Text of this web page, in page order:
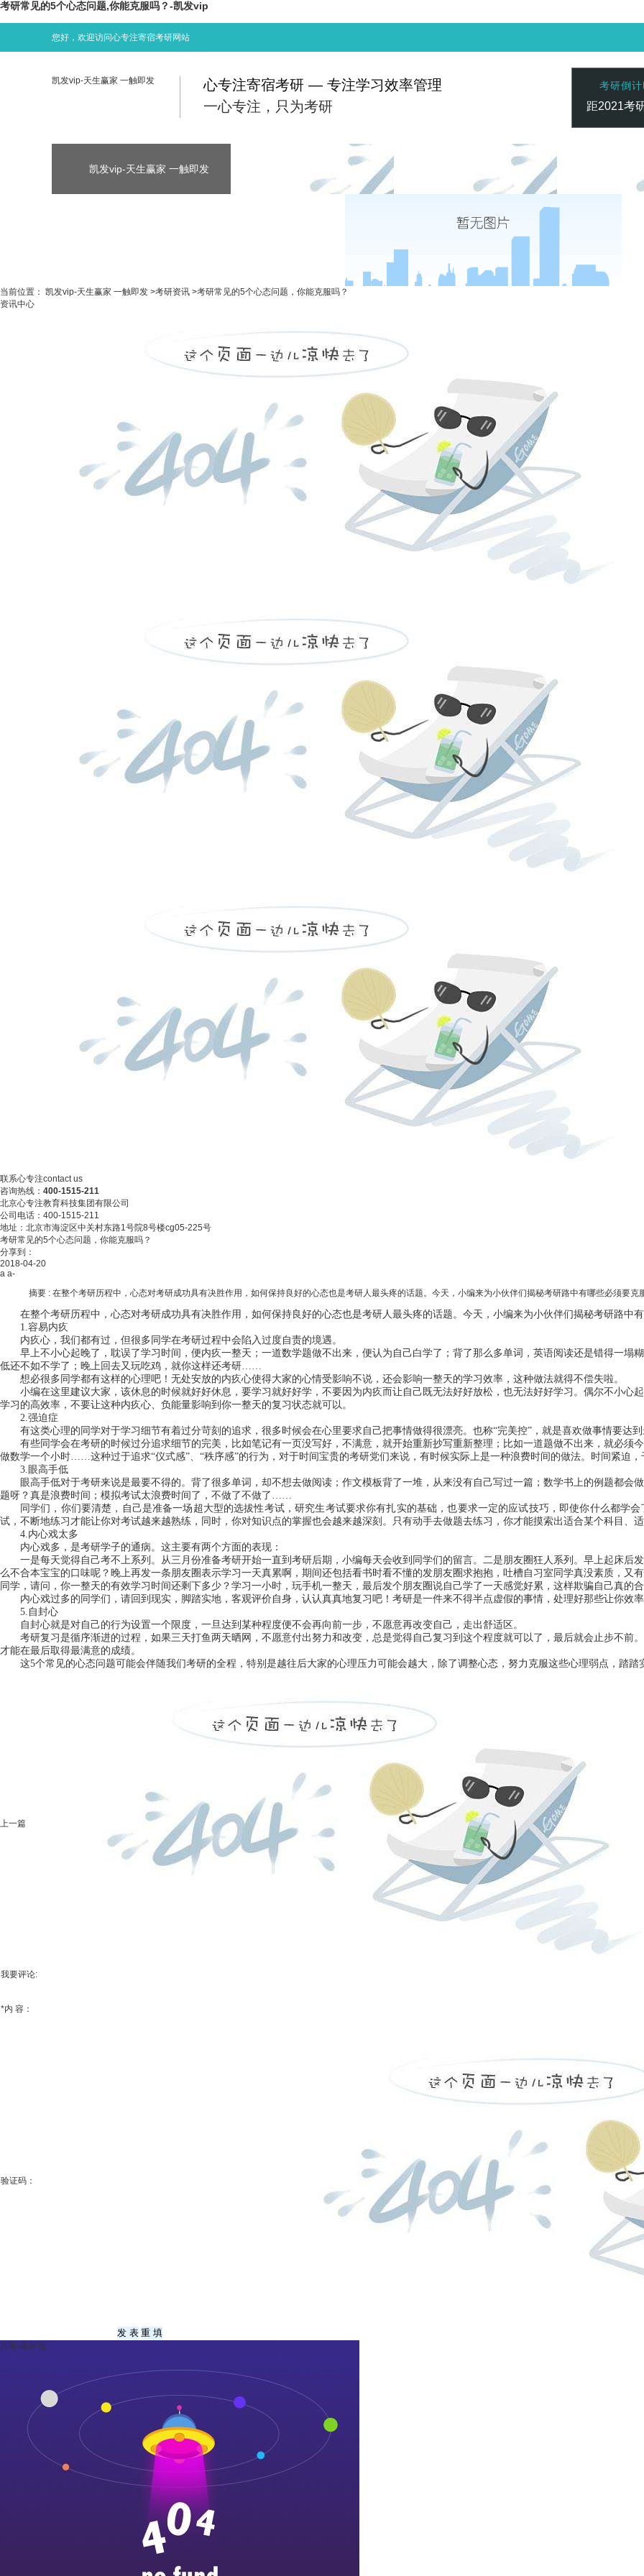
考研常见的5个心态问题,你能克服吗？-凯发vip
您好，欢迎访问心专注寄宿考研网站
凯发vip-天生赢家 一触即发
心专注寄宿考研 — 专注学习效率管理
一心专注，只为考研
考研倒
距2021考
凯发vip-天生赢家 一触即发 凯发vip-天生赢家 一触即发 凯发vip-天生赢家 一触即发
当前位置： 凯发vip-天生赢家 一触即发 >考研资讯 >考研常见的5个心态问题，你能克服吗？
资讯中心
联系心专注contact us
咨询热线： 400-1515-211
北京心专注教育科技集团有限公司
公司电话：400-1515-211
地址：北京市海淀区中关村东路1号院8号楼cg05-225号
考研常见的5个心态问题，你能克服吗？
分享到：
2018-04-20
a a-
摘要 : 在整个考研历程中，心态对考研成功具有决胜作用，如何保持良好的心态也是考研人最头疼的话题。今天，小编来为小伙伴们揭秘考研路中有哪些必须要
在整个考研历程中，心态对考研成功具有决胜作用，如何保持良好的心态也是考研人最头疼的话题。今天， 小编来为小伙伴们揭秘考研路中
1.容易内疚
内疚心，我们都有过，但很多同学在考研过程中会陷入过度自责的境遇。
早上不小心起晚了，耽误了学习时间，便内疚一整天；一道数学题做不出来，便认为自己白学了；背了那么多单词，英语阅读还是错得一塌
低还不如不学了；晚上回去又玩吃鸡，就你这样还考研……
想必很多同学都有这样的心理吧！无处安放的内疚心使得大家的心情受影响不说，还会影响一整天的学习效率，这种做法就得不偿失啦。
小编在这里建议大家，该休息的时候就好好休息，要学习就好好学，不要因为内疚而让自己既无法好好放松，也无法好好学习。偶尔不小心
学习的高效率，不要让这种内疚心、负能量影响到你一整天的复习状态就可以。
2.强迫症
有这类心理的同学对于学习细节有着过分苛刻的追求，很多时候会在心里要求自己把事情做得很漂亮。也称“完美控”，就是喜欢做事情要达
有些同学会在考研的时候过分追求细节的完美，比如笔记有一页没写好，不满意，就开始重新抄写重新整理；比如一道题做不出来，就必须
做数学一个小时……这种过于追求“仪式感”、“秩序感”的行为，对于时间宝贵的考研党们来说，有时候实际上是一种浪费时间的做法。时间紧迫
3. 眼高手低
眼高手低对于考研来说是最要不得的。背了很多单词，却不想去做阅读；作文模板背了一堆，从来没有自己写过一篇；数学书上的例题都
题呀？真是浪费时间；模拟考试太浪费时间了，不做了不做了 ……
同学们，你们要清楚，自己是准备一场超大型的选拔性考试，研究生考试要求你有扎实的基础，也要求一定的应试技巧，即使你什么都学
试，不断地练习才能让你对考试越来越熟练，同时，你对知识点的掌握也会越来越深刻。只有动手去做题去练习，你才能摸索出适合某个科目、
4.内心戏太多
内心戏多，是考研学子的通病。这主要有两个方面的表现：
一是每天觉得自己考不上系列。从三月份准备考研开始一直到考研后期， 小编每天会收到同学们的留言。二是朋友圈狂人系列。早上起床后
么不合本宝宝的口味呢？晚上再发一条朋友圈表示学习一天真累啊，期间还包括看书时看不懂的发朋友圈求抱抱，吐槽自习室同学真没素质，又
同学，请问，你一整天的有效学习时间还剩下多少？学习一小时，玩手机一整天，最后发个朋友圈说自己学了一天感觉好累，这样欺骗自己真的
内心戏过多的同学们，请回到现实，脚踏实地，客观评价自身，认认真真地复习吧！考研是一件来不得半点虚假的事情，处理好那些让你效
5. 自封心
自封心就是对自己的行为设置一个限度，一旦达到某种程度便不会再向前一步，不愿意再改变自己，走出舒适区。
考研复习是循序渐进的过程，如果三天打鱼两天晒网，不愿意付出努力和改变，总是觉得自己复习到这个程度就可以了，最后就会止步不前
才能在最后取得最满意的成绩。
这5个常见的心态问题可能会伴随我们考研的全程，特别是越往后大家的心理压力可能会越大，除了调整心态，努力克服这些心理弱点，踏
上一篇
我要评论:
*内 容：
验证码：
共有-条评论